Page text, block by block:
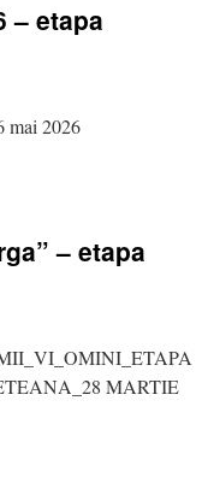
– etapa
mai 2026
– etapa
MARTIE